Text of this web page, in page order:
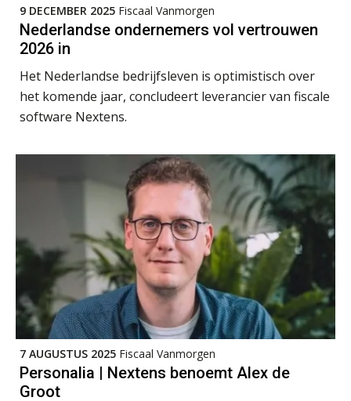
9 DECEMBER 2025 Fiscaal Vanmorgen
Nederlandse ondernemers vol vertrouwen
2026 in
Het Nederlandse bedrijfsleven is optimistisch over
het komende jaar, concludeert leverancier van fiscale
software Nextens.
7 AUGUSTUS 2025 Fiscaal Vanmorgen
Personalia | Nextens benoemt Alex de
Groot
René van der Paardt
Mike Wong
Michiel Pouwels